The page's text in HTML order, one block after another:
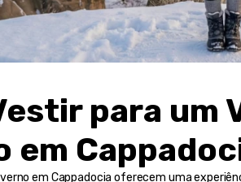
para um
em
em Cappadocia oferecem uma